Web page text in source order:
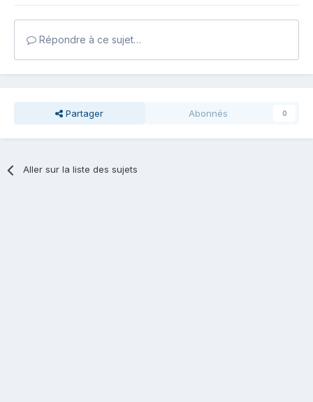
Répondre à ce sujet…
Partager Abonnés 0
Aller sur la liste des sujets